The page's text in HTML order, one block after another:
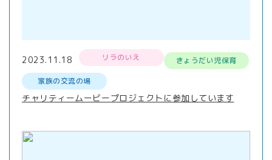
2023.11.18 リラのいえ
きょうだい児保育
家族の交流の場
チャリティームービープロジェクトに参加しています